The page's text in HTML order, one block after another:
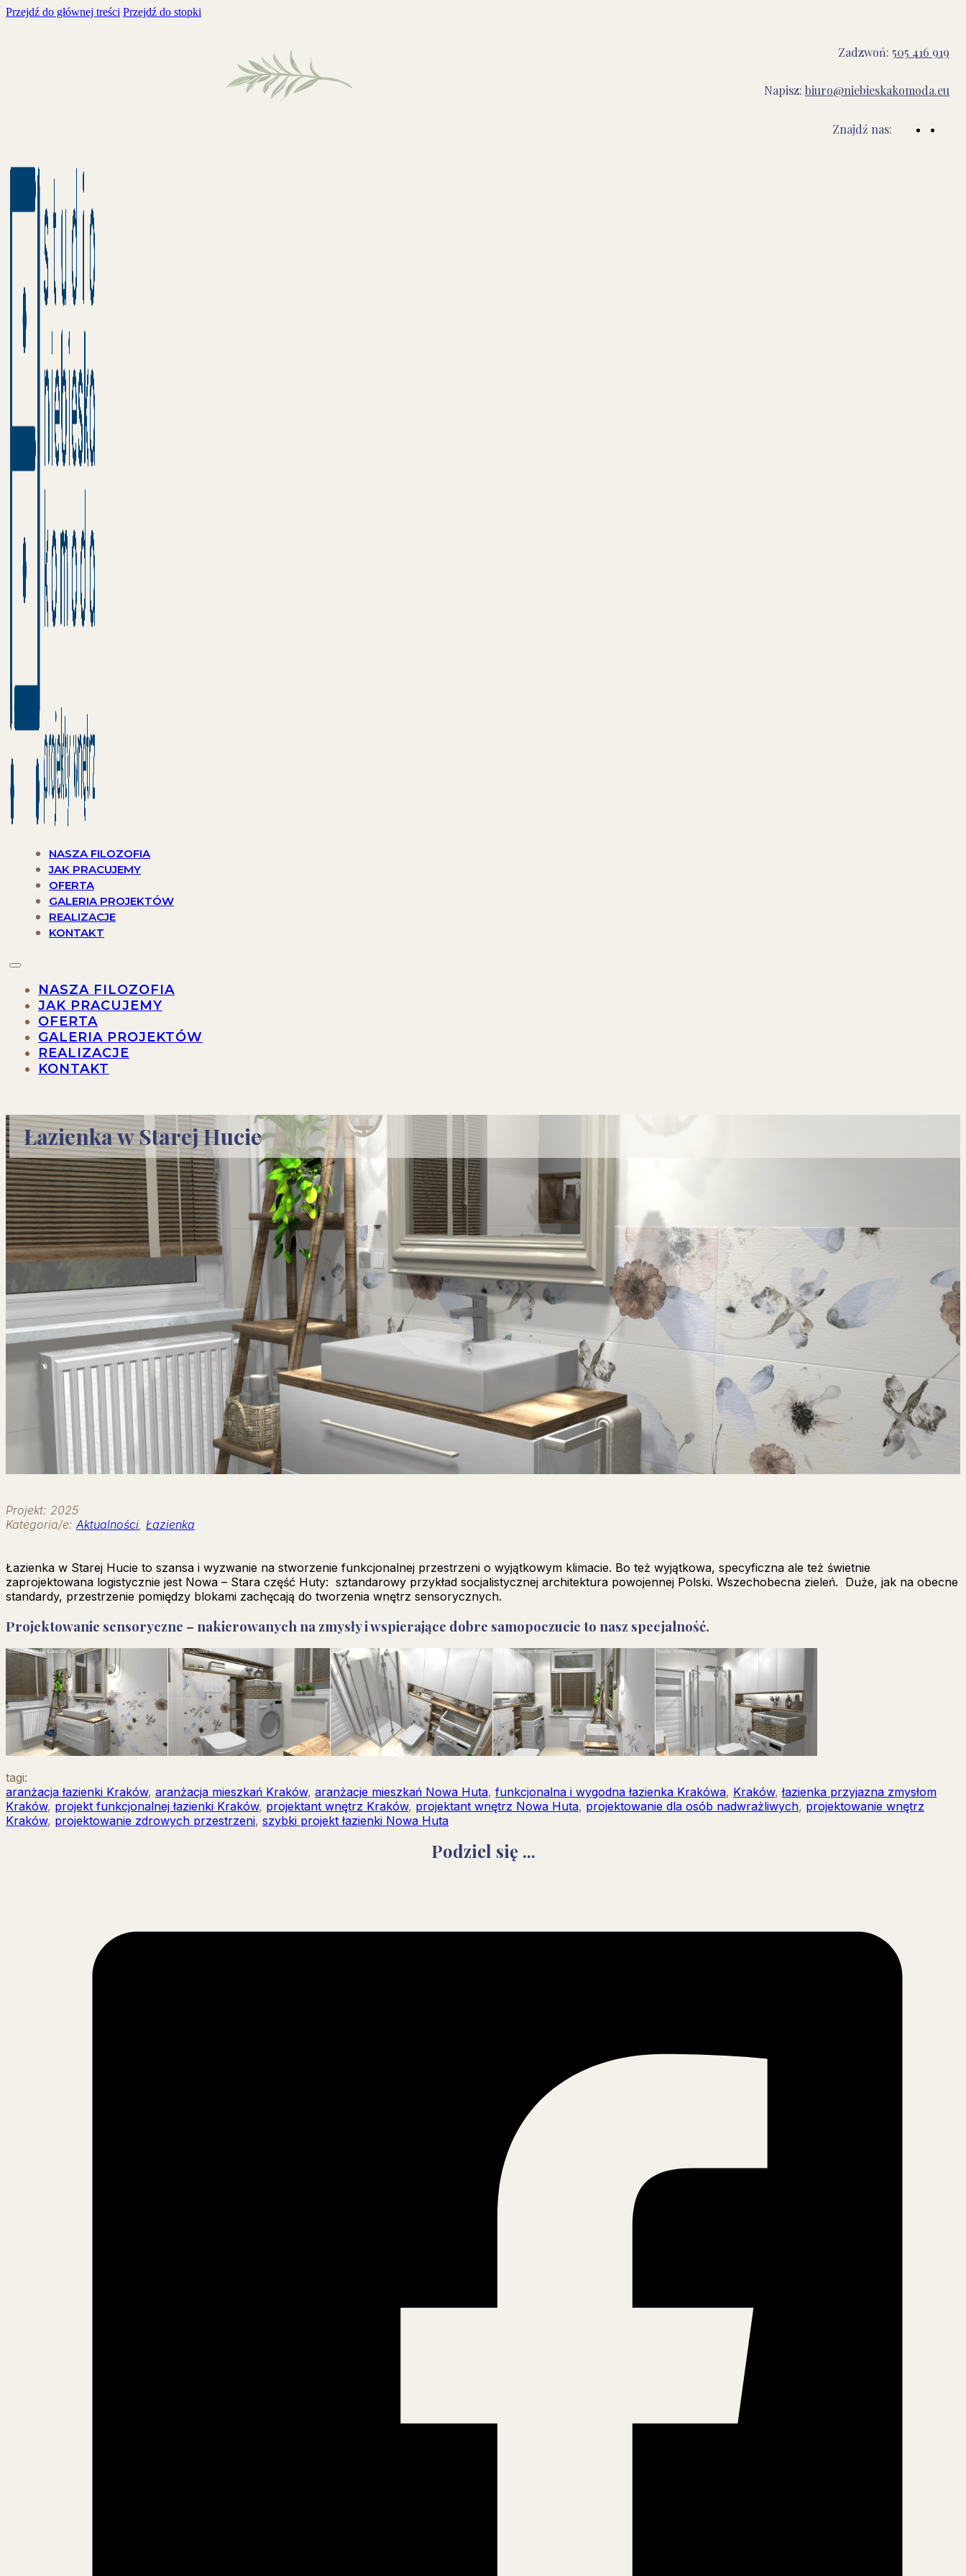
Przejdź do głównej treści Przejdź do stopki
Zadzwoń: 505 416 919
Napisz: biuro@niebieskakomoda.eu
Znajdź nas:
NASZA FILOZOFIA
JAK PRACUJEMY
OFERTA
GALERIA PROJEKTÓW
REALIZACJE
KONTAKT
NASZA FILOZOFIA
JAK PRACUJEMY
OFERTA
GALERIA PROJEKTÓW
REALIZACJE
KONTAKT
Łazienka w Starej Hucie
Projekt: 2025
Kategoria/e: Aktualności Łazienka
Łazienka w Starej Hucie to szansa i wyzwanie na stworzenie funkcjonalnej przestrzeni o wyjątkowym klimacie. Bo też wyjątkowa, specyficzna ale też świetnie
zaprojektowana logistycznie jest Nowa – Stara część Huty: sztandarowy przykład socjalistycznej architektura powojennej Polski. Wszechobecna zieleń. Duże, jak na obecne
standardy, przestrzenie pomiędzy blokami zachęcają do tworzenia wnętrz sensorycznych.
Projektowanie sensoryczne – nakierowanych na zmysły i wspierające dobre samopoczucie to nasz specjalność.
tagi:
aranżacja łazienki Kraków, aranżacja mieszkań Kraków, aranżacje mieszkań Nowa Huta, funkcjonalna i wygodna łazienka Krakówa, Kraków, łazienka przyjazna zmysłom
Kraków, projekt funkcjonalnej łazienki Kraków, projektant wnętrz Kraków, projektant wnętrz Nowa Huta, projektowanie dla osób nadwrażliwych, projektowanie wnętrz
Kraków, projektowanie zdrowych przestrzeni, szybki projekt łazienki Nowa Huta
Podziel się ...